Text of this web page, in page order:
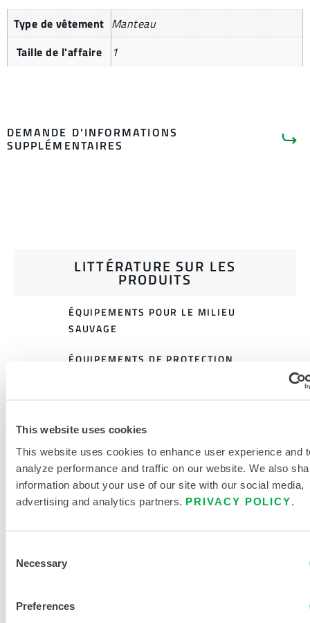
This website uses cookies
This website uses cookies to enhance user experience and
analyze performance and traffic on our website. We also
information about your use of our site with our social media,
advertising and analytics partners. PRIVACY POLICY
Selection
Necessary
Preferences
Type de vêtement Manteau
Taille de l'affaire
1
DEMANDE D'INFORMATIONS
SUPPLÉMENTAIRES
LITTÉRATURE SUR LES
PRODUITS
DOCUMENTS CONNEXES
ÉQUIPEMENTS POUR LE MILIEU
SAUVAGE
ÉQUIPEMENTS DE PROTECTION
TABLEAU DES TAILLES DES
911
ANTARCTIQUE.